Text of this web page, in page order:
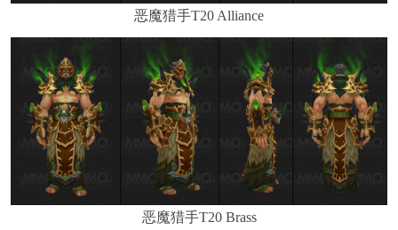
恶魔猎手T20 Alliance
恶魔猎手T20 Brass